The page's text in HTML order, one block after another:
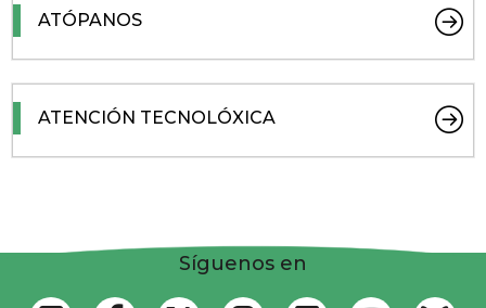
ATÓPANOS
ATENCIÓN TECNOLÓXICA
Síguenos en